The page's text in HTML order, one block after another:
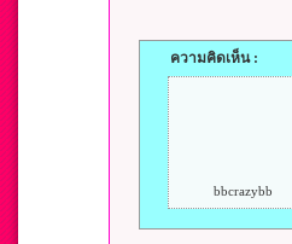
ความคิดเห็น :
bbcrazybb